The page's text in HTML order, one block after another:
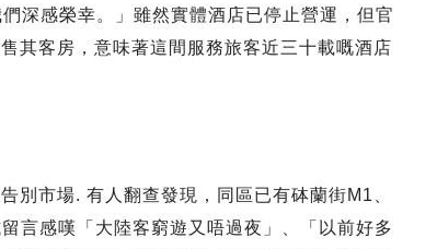
深感榮幸。」雖然實體酒店已停止營運，但官
其客房，意味著這間服務旅客近三十載嘅酒店
別市場. 有人翻查發現，同區已有砵蘭街M1、
言感嘆「大陸客窮遊又唔過夜」、「以前好多